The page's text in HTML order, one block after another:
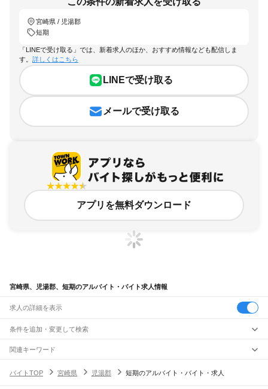
宮崎県 / 児湯郡
短期
「LINEで受け取る」では、新着求人のほか、おすすめ情報なども配信しま
す。 詳しくはこちら
LINEで受け取る
メールで受け取る
アプリを無料ダウンロード
宮崎県、児湯郡、短期のアルバイト・バイト求人情報
求人の詳細を表示
条件を追加・変更して検索
市区町村を追加・変更
宮崎県すべて
駅を追加・変更
関連キーワード
宮崎県 宮崎市 短期ok
宮崎県 短期 トランス宮崎県 児湯郡 土日休み
バイトTOP 宮崎県 児湯郡 短期のアルバイト・バイト・求人